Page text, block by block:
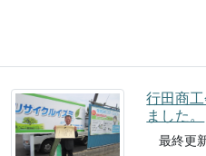
行田商
ました。
最終更